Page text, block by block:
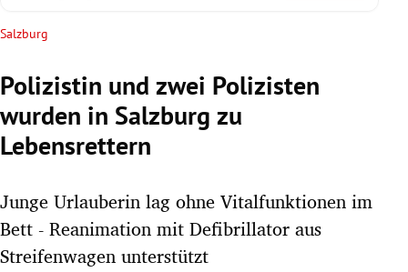
Untermenü
Untermenü
Salzburg
Polizistin und zwei Polizisten
wurden in Salzburg zu
Lebensrettern
Junge Urlauberin lag ohne Vitalfunktionen im
Bett - Reanimation mit Defibrillator aus
Streifenwagen unterstützt